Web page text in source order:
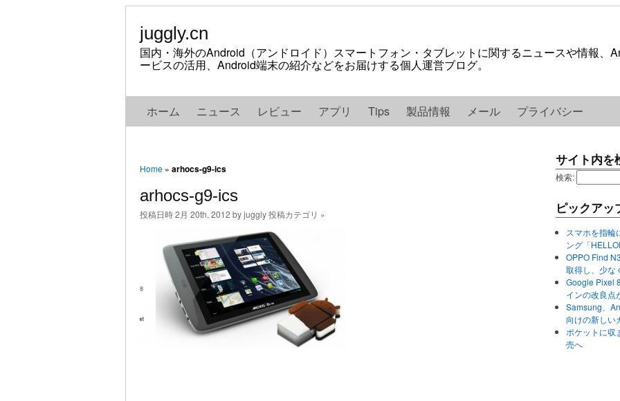
juggly.cn
国内・海外のAndroid（アンドロイド）スマートフォン・タブレットに関するニュースや情報、
ービスの活用、Android端末の紹介などをお届けする個人運営ブログ。
ホーム ニュース レビュー アプリ Tips 製品情報 メール プライバシー
Home » arhocs-g9-ics
arhocs-g9-ics
投稿日時 2月 20th, 2012 by juggly 投稿カテゴリ »
サイト内を
検索:
ピックアッ
スマホを指輪
ング「
OPPO Find
取得し、少な
Google Pixel
インの改良点
Samsung、
向けの新しい
ポケットに収
売へ